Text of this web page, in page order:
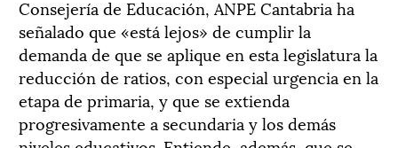
Consejería de Educación, ANPE Cantabria ha
señalado que «está lejos» de cumplir la
demanda de que se aplique en esta legislatura la
reducción de ratios, con especial urgencia en la
etapa de primaria, y que se extienda
progresivamente a secundaria y los demás